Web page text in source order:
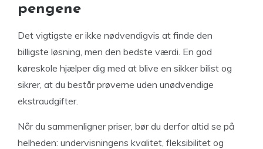
pengene
Det vigtigste er ikke nødvendigvis at finde den
billigste løsning, men den bedste værdi. En god
køreskole hjælper dig med at blive en sikker bilist og
sikrer, at du består prøverne uden unødvendige
ekstraudgifter.
Når du sammenligner priser, bør du derfor altid se på
helheden: undervisningens kvalitet, fleksibilitet og